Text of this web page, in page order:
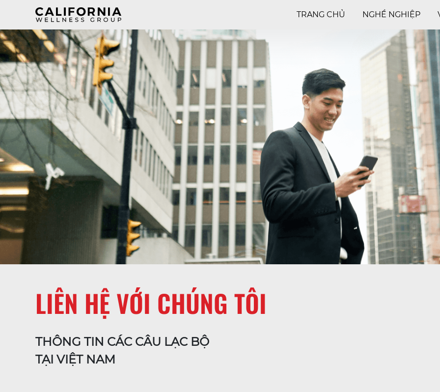
TRANG CHỦ NGHỀ NGHIỆP
LIÊN HỆ VỚI CHÚNG TÔI
THÔNG TIN CÁC CÂU LẠC BỘ
TẠI VIỆT NAM